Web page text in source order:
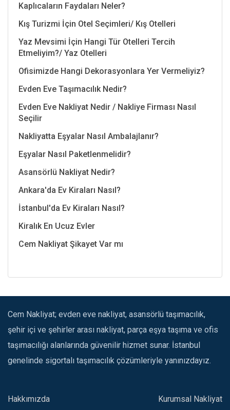
Kaplıcaların Faydaları Neler?
Kış Turizmi İçin Otel Seçimleri/ Kış Otelleri
Yaz Mevsimi İçin Hangi Tür Otelleri Tercih
Etmeliyim?/ Yaz Otelleri
Ofisimizde Hangi Dekorasyonlara Yer Vermeliyiz?
Evden Eve Taşımacılık Nedir?
Evden Eve Nakliyat Nedir / Nakliye Firması Nasıl
Seçilir
Nakliyatta Eşyalar Nasıl Ambalajlanır?
Eşyalar Nasıl Paketlenmelidir?
Asansörlü Nakliyat Nedir?
Ankara'da Ev Kiraları Nasıl?
İstanbul'da Ev Kiraları Nasıl?
Kiralık En Ucuz Evler
Cem Nakliyat Şikayet Var mı
Cem Nakliyat; evden eve nakliyat, asansörlü taşımacılık,
şehir içi ve şehirler arası nakliyat, parça eşya taşıma ve ofis
taşımacılığı alanlarında güvenilir hizmet sunar. İstanbul
genelinde sigortalı taşımacılık çözümleriyle yanınızdayız.
Hakkımızda Kurumsal Nakliyat